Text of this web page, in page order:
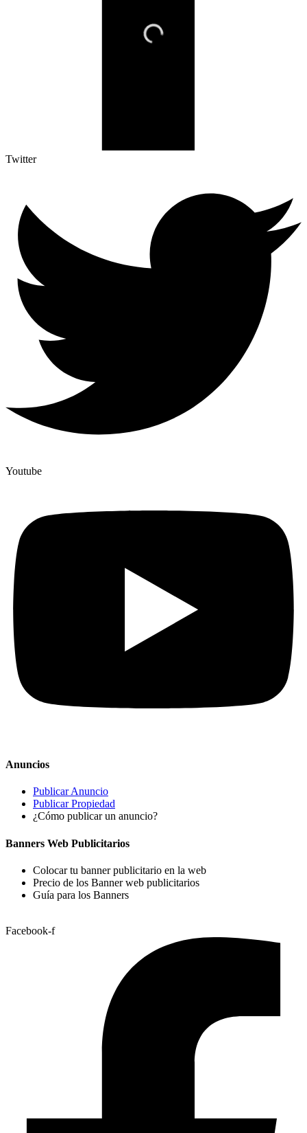
Twitter
Youtube
Anuncios
Publicar Anuncio
Publicar Propiedad
¿Cómo publicar un anuncio?
Banners Web Publicitarios
Colocar tu banner publicitario en la web
Precio de los Banner web publicitarios
Guía para los Banners
Facebook-f